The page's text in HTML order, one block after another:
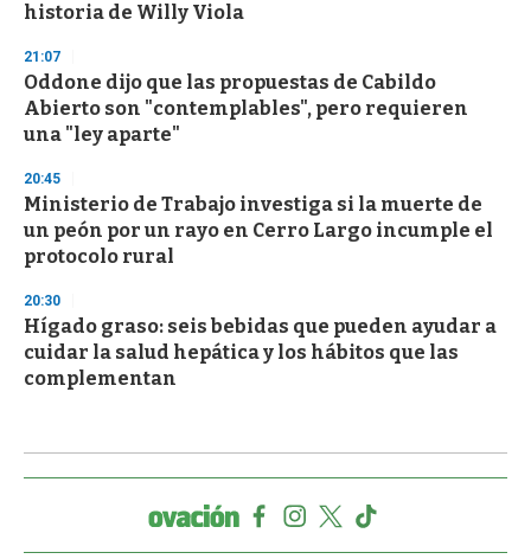
historia de Willy Viola
21:07
Oddone dijo que las propuestas de Cabildo
Abierto son "contemplables", pero requieren
una "ley aparte"
20:45
Ministerio de Trabajo investiga si la muerte de
un peón por un rayo en Cerro Largo incumple el
protocolo rural
20:30
Hígado graso: seis bebidas que pueden ayudar a
cuidar la salud hepática y los hábitos que las
complementan